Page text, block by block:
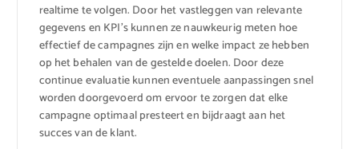
realtime te volgen. Door het vastleggen van relevante
gegevens en KPI’s kunnen ze nauwkeurig meten hoe
effectief de campagnes zijn en welke impact ze hebben
op het behalen van de gestelde doelen. Door deze
continue evaluatie kunnen eventuele aanpassingen snel
worden doorgevoerd om ervoor te zorgen dat elke
campagne optimaal presteert en bijdraagt aan het
succes van de klant.